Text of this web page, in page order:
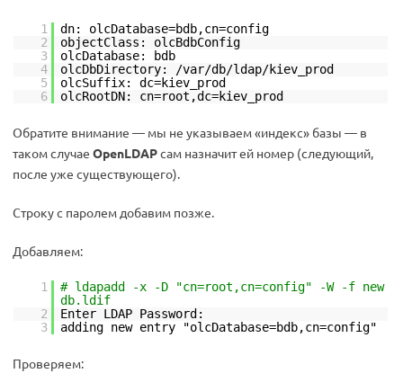
1
dn: olcDatabase=bdb,cn=config
2
objectClass: olcBdbConfig
3
olcDatabase: bdb
4
olcDbDirectory: /var/db/ldap/kiev_prod
5
olcSuffix: dc=kiev_prod
6
olcRootDN: cn=root,dc=kiev_prod
Обратите внимание — мы не указываем «индекс» базы — в
таком случае OpenLDAPсам назначит ей номер (следующий,
после уже существующего).
Строку с паролем добавим позже.
Добавляем:
1
# ldapadd -x -D "cn=root,cn=config" -W -f new
db.ldif
2
Enter LDAP Password:
3
adding new entry "olcDatabase=bdb,cn=config"
Проверяем: